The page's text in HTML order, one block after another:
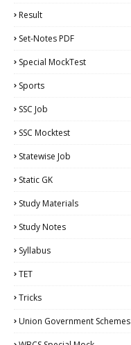
Result
Set-Notes PDF
Special MockTest
Sports
SSC Job
SSC Mocktest
Statewise Job
Static GK
Study Materials
Study Notes
Syllabus
TET
Tricks
Union Government Schemes